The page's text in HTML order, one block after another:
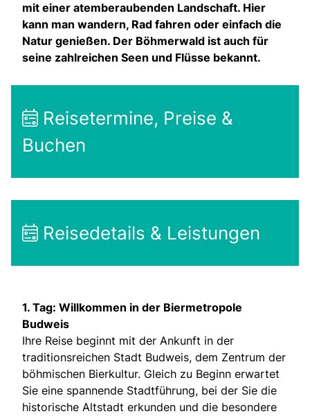
mit einer atemberaubenden Landschaft. Hier
kann man wandern, Rad fahren oder einfach die
Natur genießen. Der Böhmerwald ist auch für
seine zahlreichen Seen und Flüsse bekannt.
Reisetermine, Preise &
Buchen
Reisedetails & Leistungen
1. Tag: Willkommen in der Biermetropole
Budweis
Ihre Reise beginnt mit der Ankunft in der
traditionsreichen Stadt Budweis, dem Zentrum der
böhmischen Bierkultur. Gleich zu Beginn erwartet
Sie eine spannende Stadtführung, bei der Sie die
historische Altstadt erkunden und die besondere